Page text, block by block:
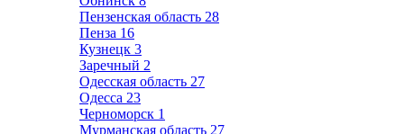
Пензенская область 28
Пенза 16
Кузнецк 3
Заречный 2
Одесская область 27
Одесса 23
Черноморск 1
Мурманская область 27